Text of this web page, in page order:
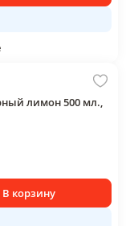
лимон 500 мл.,
В корзину